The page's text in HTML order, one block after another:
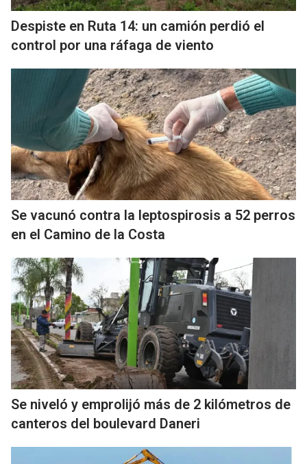
Despiste en Ruta 14: un camión perdió el
control por una ráfaga de viento
Se vacunó contra la leptospirosis a 52 perros
en el Camino de la Costa
Se niveló y emprolijó más de 2 kilómetros de
canteros del boulevard Daneri